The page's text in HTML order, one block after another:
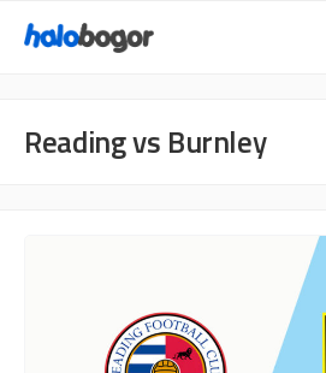
Reading vs Burnley